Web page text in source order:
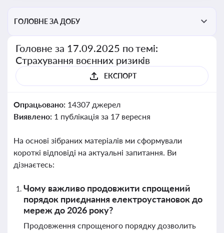
ГОЛОВНЕ ЗА ДОБУ
Головне за 17.09.2025 по темі:
Страхування воєнних ризиків
ЕКСПОРТ
Опрацьовано: 14307 джерел
Виявлено: 1 публікація за 17 вересня
На основі зібраних матеріалів ми сформували
короткі відповіді на актуальні запитання. Ви
дізнаєтесь:
Чому важливо продовжити спрощений
порядок приєднання електроустановок до
мереж до 2026 року?
Продовження спрощеного порядку дозволить